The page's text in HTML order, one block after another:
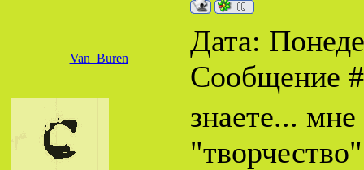
Van_Buren
Дата:
Сообщение
знаете...